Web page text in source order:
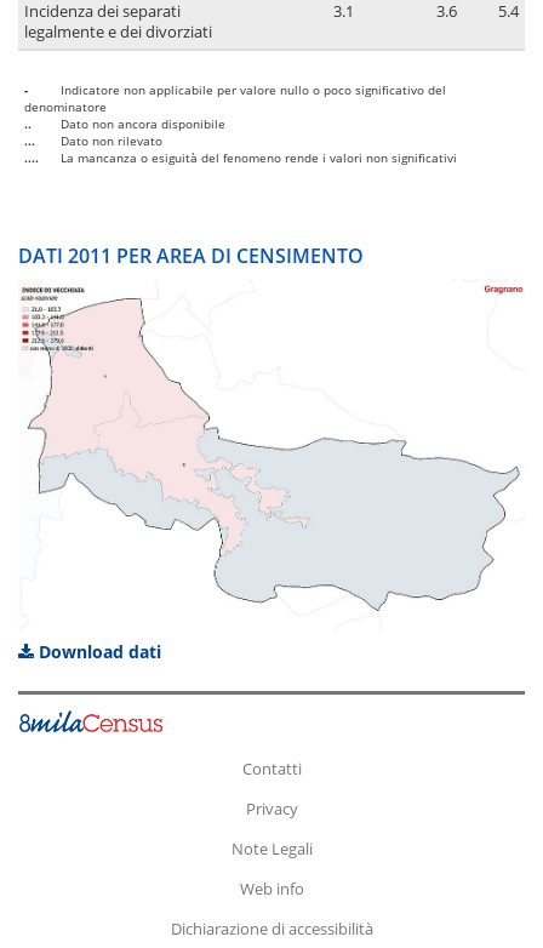
Incidenza dei separati
legalmente e dei divorziati
3.1 3.6 5.4
-
Indicatore non applicabile per valore nullo o poco significativo del
denominatore
..
Dato non ancora disponibile
...
Dato non rilevato
....
La mancanza o esiguità del fenomeno rende i valori non significativi
DATI 2011 PER AREA DI CENSIMENTO
Download dati
Contatti
Privacy
Note Legali
Web info
Dichiarazione di accessibilità